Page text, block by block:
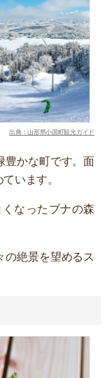
出典：山形県小国町観光ガイド
豊かな町です。面
います。
なったブナの森
の絶景を望めるス